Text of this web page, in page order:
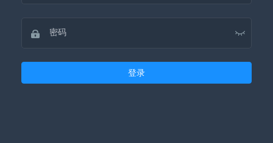
登录